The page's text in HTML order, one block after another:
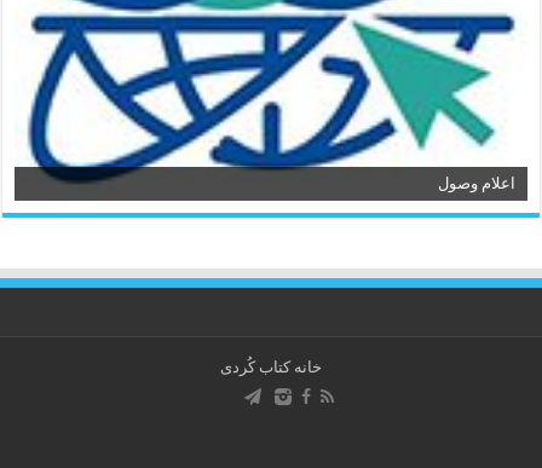
اعلام وصول
خانه کتاب كُردی